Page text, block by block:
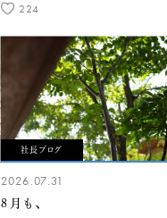
224
社長ブログ
2026.07.31
8月も、